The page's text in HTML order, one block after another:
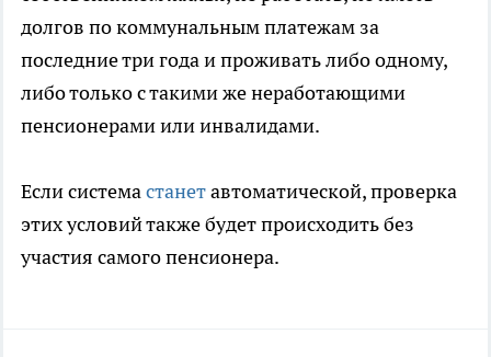
долгов по коммунальным платежам за
последние три года и проживать либо одному,
либо только с такими же неработающими
пенсионерами или инвалидами.
Если системастанетавтоматической, проверка
этих условий также будет происходить без
участия самого пенсионера.